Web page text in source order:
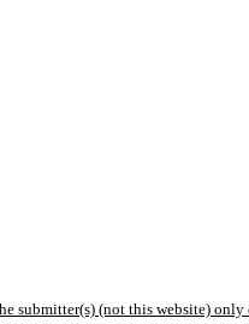
submitter(s) (not this website)